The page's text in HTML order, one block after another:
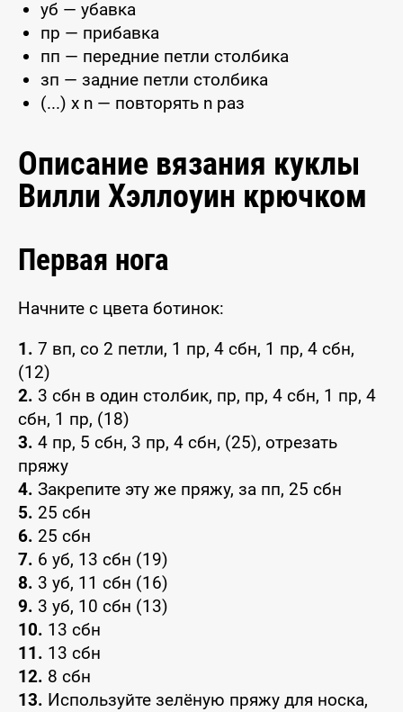
уб — убавка
пр — прибавка
пп — передние петли столбика
зп — задние петли столбика
(...) x n — повторять n раз
Описание вязания куклы
Вилли Хэллоуин крючком
Первая нога
Начните с цвета ботинок:
1. 7 вп, со 2 петли, 1 пр, 4 сбн, 1 пр, 4 сбн,
(12)
2. 3 сбн в один столбик, пр, пр, 4 сбн, 1 пр, 4
сбн, 1 пр, (18)
3. 4 пр, 5 сбн, 3 пр, 4 сбн, (25), отрезать
пряжу
4. Закрепите эту же пряжу, за пп, 25 сбн
5. 25 сбн
6. 25 сбн
7. 6 уб, 13 сбн (19)
8. 3 уб, 11 сбн (16)
9. 3 уб, 10 сбн (13)
10. 13 сбн
11. 13 сбн
12. 8 сбн
13. Используйте зелёную пряжу для носка,